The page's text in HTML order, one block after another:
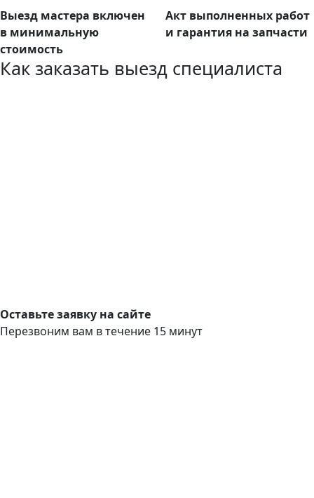
Выезд мастера включен
в минимальную
стоимость
Акт выполненных работ
и гарантия на запчасти
Как заказать выезд специалиста
Оставьте заявку на сайте
Перезвоним вам в течение 15 минут